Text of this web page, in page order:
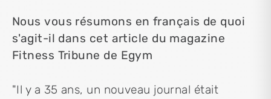
Nous vous résumons en français de quoi
s'agit-il dans cet article du magazine
Fitness Tribune de Egym
"Il y a 35 ans, un nouveau journal était